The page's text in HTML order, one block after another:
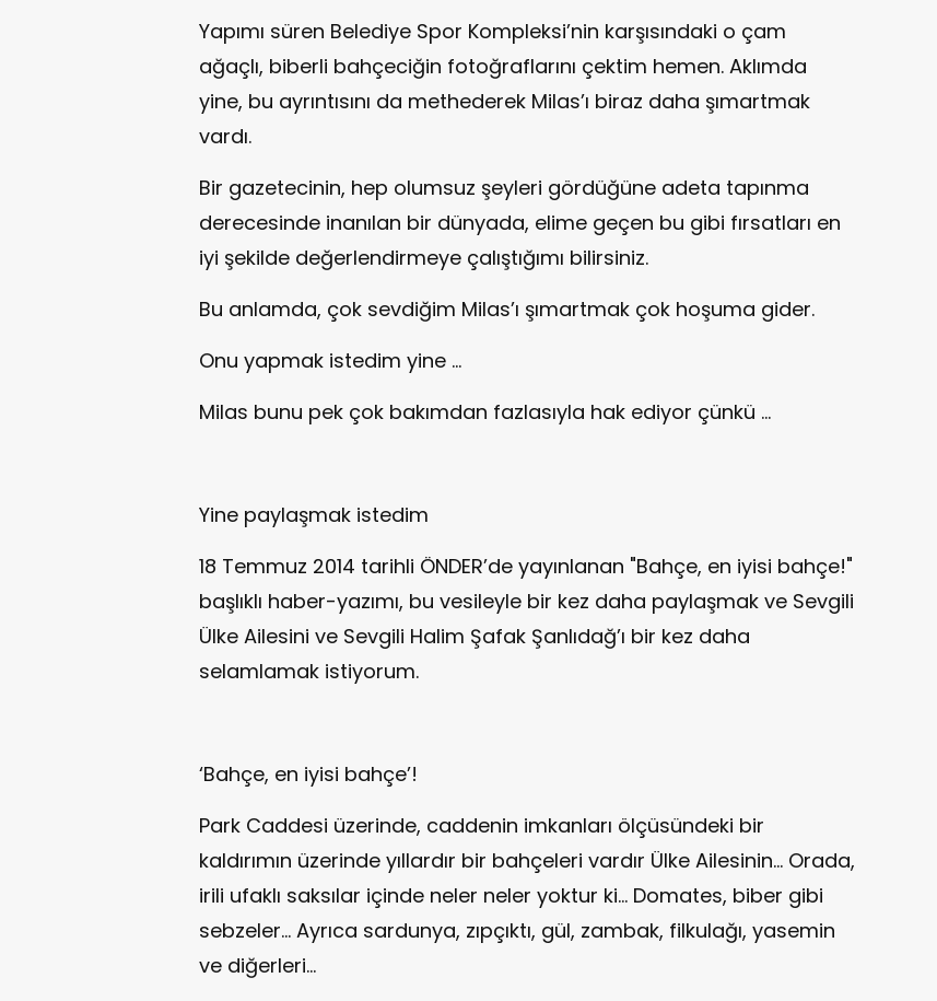
Yapımı süren Belediye Spor Kompleksi’nin karşısındaki o çam
ağaçlı, biberli bahçeciğin fotoğraflarını çektim hemen. Aklımda
yine, bu ayrıntısını da methederek Milas’ı biraz daha şımartmak
vardı.
Bir gazetecinin, hep olumsuz şeyleri gördüğüne adeta tapınma
derecesinde inanılan bir dünyada, elime geçen bu gibi fırsatları en
iyi şekilde değerlendirmeye çalıştığımı bilirsiniz.
Bu anlamda, çok sevdiğim Milas’ı şımartmak çok hoşuma gider.
Onu yapmak istedim yine ...
Milas bunu pek çok bakımdan fazlasıyla hak ediyor çünkü ...
Yine paylaşmak istedim
18 Temmuz 2014 tarihli ÖNDER’de yayınlanan "Bahçe, en iyisi bahçe!"
başlıklı haber-yazımı, bu vesileyle bir kez daha paylaşmak ve Sevgili
Ülke Ailesini ve Sevgili Halim Şafak Şanlıdağ’ı bir kez daha
selamlamak istiyorum.
‘Bahçe, en iyisi bahçe’!
Park Caddesi üzerinde, caddenin imkanları ölçüsündeki bir
kaldırımın üzerinde yıllardır bir bahçeleri vardır Ülke Ailesinin... Orada,
irili ufaklı saksılar içinde neler neler yoktur ki... Domates, biber gibi
sebzeler... Ayrıca sardunya, zıpçıktı, gül, zambak, filkulağı, yasemin
ve diğerleri...